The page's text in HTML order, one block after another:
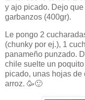
y ajo picado. Dejo
garbanzos (400gr).
Le pongo 2
(chunky por ej.), 1
panameño punzado.
chile suelte un
picado, unas hojas de
arroz. 🥳🙂